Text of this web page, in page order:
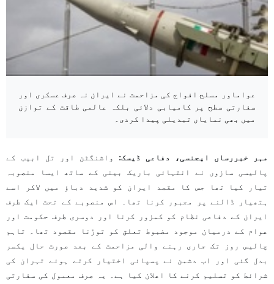
عواماور مسلح افواج کی مزاحمت نے ایران نہ صرف عسکری اور
سفارتی سطح پر کامیابی دلائی بلکہ عالمی طاقت کے توازن
میں بھی نمایاں تبدیلی پیدا کردی۔
مہر خبررساں ایجنسی، دفاعی ڈیسک:
واشنگٹن اور تل ابیب کے
پالیسی سازوں نے انتہائی باریک بینی کے ساتھ ایسا منصوبہ
تیار کیا تھا جس کا مقصد ایران کو شدید دباؤ میں لاکر اسے
ہتھیار ڈالنے پر مجبور کرنا تھا۔ اس منصوبے کے تحت ایک طرف
ایران کے دفاعی نظام کو کمزور کرنا اور دوسری طرف حکومت اور
عوام کے درمیان موجود مضبوط تعلق کو توڑنا مقصود تھا۔ تاہم
چالیس روز تک جاری رہنے والی مزاحمت کے بعد صورت حال یکسر
بدل گئی اور اب دشمن نے پسپائی اختیار کرتے ہوئے تہران کی
شرائط کو تسلیم کرنے کا اعلان کیا ہے۔ یہ صرف معمول کی سفارتی